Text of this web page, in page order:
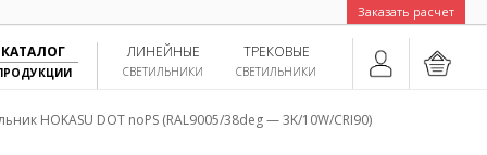
Заказать расчет
ТРЕКОВЫЕ
СВЕТИЛЬНИКИ
ЛИНЕЙНЫЕ
СВЕТИЛЬНИКИ
КАТАЛОГ
HOKASU DOT noPS (RAL9005/38deg — 3K/10W/CRI90)